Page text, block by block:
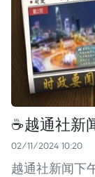
☕️越通社新
02/11/2024 10:20
越通社新闻下